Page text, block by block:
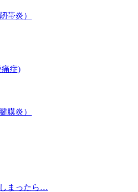
帯炎）
症)
膜炎）
まったら…